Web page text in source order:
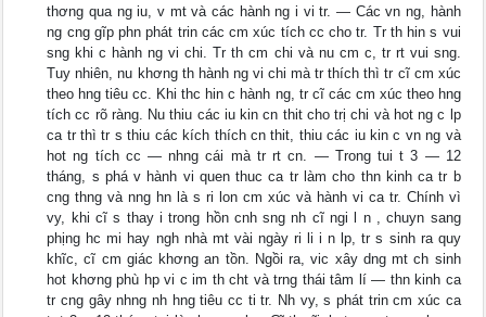
thơng qua ng iu, v mt và các hành ng i vi tr. — Các vn ng, hành
ng cng gĩp phn phát trin các cm xúc tích cc cho tr. Tr th hin s vui
sng khi c hành ng vi chi. Tr th cm chi và nu cm c, tr rt vui sng.
Tuy nhiên, nu khơng th hành ng vi chi mà tr thích thì tr cĩ cm xúc
theo hng tiêu cc. Khi thc hin c hành ng, tr cĩ các cm xúc theo hng
tích cc rõ ràng. Nu thiu các iu kin cn thit cho trị chi và hot ng c lp
ca tr thì tr s thiu các kích thích cn thit, thiu các iu kin c vn ng và
hot ng tích cc — nhng cái mà tr rt cn. — Trong tui t 3 — 12
tháng, s phá v hành vi quen thuc ca tr làm cho thn kinh ca tr b
cng thng và nng hn là s ri lon cm xúc và hành vi ca tr. Chính vì
vy, khi cĩ s thay i trong hồn cnh sng nh cĩ ngi l n , chuyn sang
phịng hc mi hay ngh nhà mt vài ngày ri li i n lp, tr s sinh ra quy
khĩc, cĩ cm giác khơng an tồn. Ngồi ra, vic xây dng mt ch sinh
hot khơng phù hp vi c im th cht và trng thái tâm lí — thn kinh ca
tr cng gây nhng nh hng tiêu cc ti tr. Nh vy, s phát trin cm xúc ca